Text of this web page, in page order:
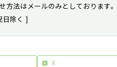
方法はメールのみとしております。
日除く ]
X